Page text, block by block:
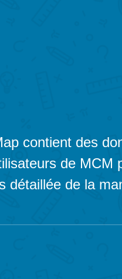
contient des
de
détaillée de la